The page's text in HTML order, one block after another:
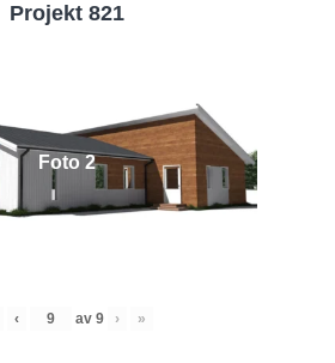
Projekt 821
Foto 2
‹ av 9 › »